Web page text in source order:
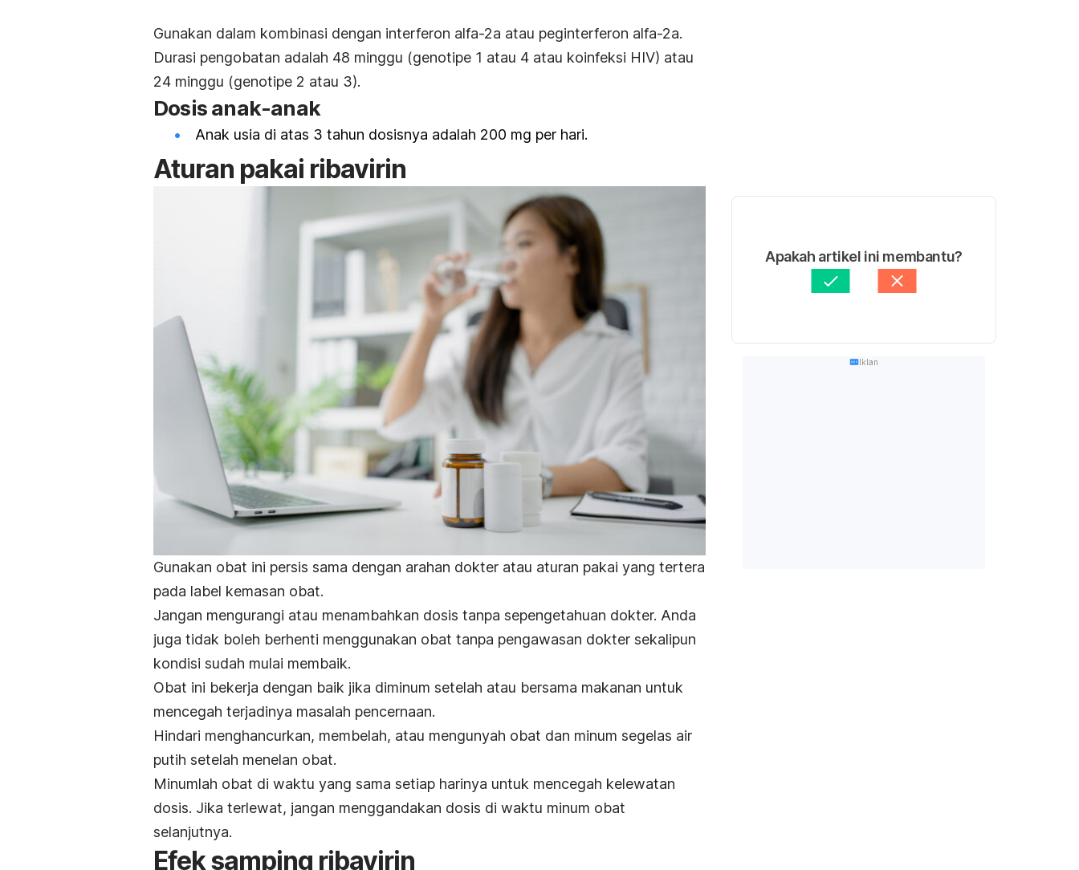
Gunakan dalam kombinasi dengan interferon alfa-2a atau peginterferon alfa-2a.
Durasi pengobatan adalah 48 minggu (genotipe 1 atau 4 atau koinfeksi HIV) atau
24 minggu (genotipe 2 atau 3).
Dosis anak-anak
Anak usia di atas 3 tahun dosisnya adalah 200 mg per hari.
Aturan pakai ribavirin
Gunakan obat ini persis sama dengan arahan dokter atau aturan pakai yang tertera
pada label kemasan obat.
Jangan mengurangi atau menambahkan dosis tanpa sepengetahuan dokter. Anda
juga tidak boleh berhenti menggunakan obat tanpa pengawasan dokter sekalipun
kondisi sudah mulai membaik.
Obat ini bekerja dengan baik jika diminum setelah atau bersama makanan untuk
mencegah terjadinya masalah pencernaan.
Hindari menghancurkan, membelah, atau mengunyah obat dan minum segelas air
putih setelah menelan obat.
Minumlah obat di waktu yang sama setiap harinya untuk mencegah kelewatan
dosis. Jika terlewat, jangan menggandakan dosis di waktu minum obat
selanjutnya.
Efek samping ribavirin
Apakah artikel ini membantu?
Iklan